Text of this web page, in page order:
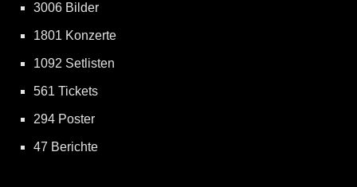
3006 Bilder
1801 Konzerte
1092 Setlisten
561 Tickets
294 Poster
47 Berichte